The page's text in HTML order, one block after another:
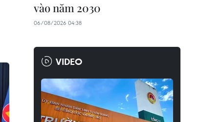
vào năm 2030
06/08/2026 04:38
VIDEO